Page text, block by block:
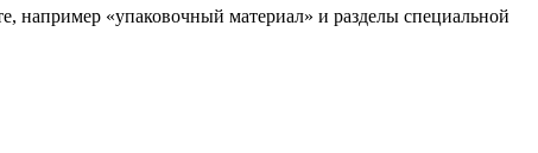
например «упаковочный материал» и разделы специальной